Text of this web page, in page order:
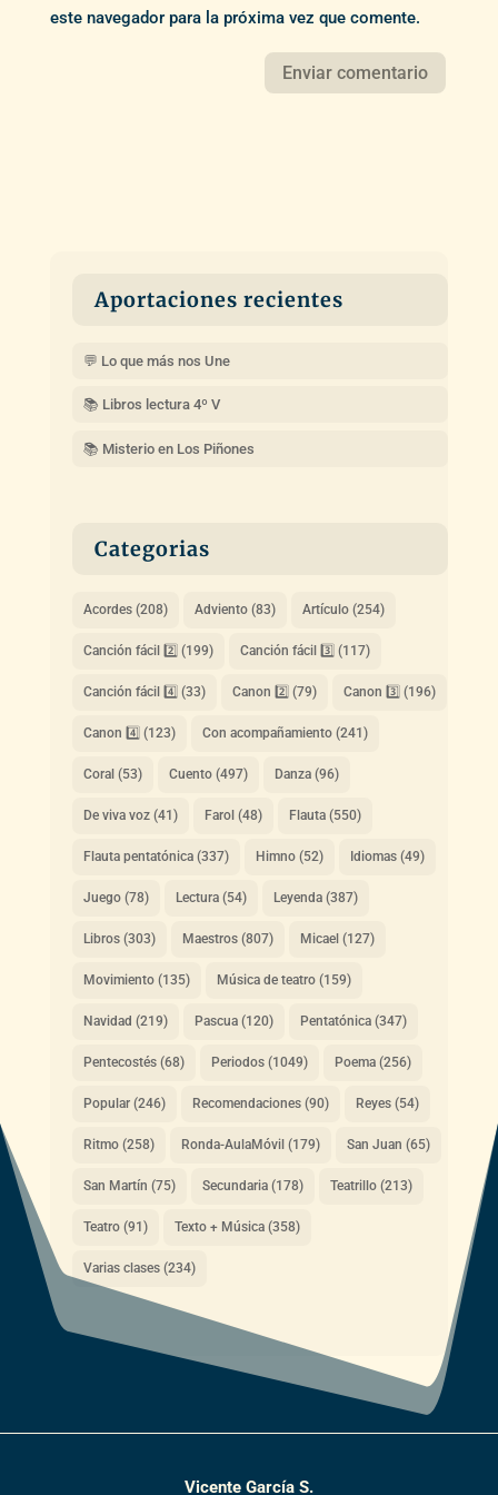
este navegador para la próxima vez que comente.
Aportaciones recientes
💬 Lo que más nos Une
📚 Libros lectura 4º V
📚 Misterio en Los Piñones
Categorias
Acordes(208) Adviento(83) Artículo(254)
Canción fácil 2️⃣ (199) Canción fácil 3️⃣ (117)
Canción fácil 4️⃣ (33) Canon 2️⃣ (79) Canon 3️⃣ (196)
Canon 4️⃣ (123) Con acompañamiento(241)
Coral(53) Cuento(497) Danza(96)
De viva voz(41) Farol(48) Flauta(550)
Flauta pentatónica(337) Himno(52) Idiomas(49)
Juego(78) Lectura(54) Leyenda(387)
Libros(303) Maestros(807) Micael(127)
Movimiento(135) Música de teatro(159)
Navidad (219) Pascua(120) Pentatónica(347)
Pentecostés(68) Periodos(1049) Poema(256)
Popular(246) Recomendaciones(90) Reyes(54)
Ritmo(258) Ronda-AulaMóvil(179) San Juan (65)
San Martín (75) Secundaria(178) Teatrillo(213)
Teatro(91) Texto + Música(358)
Varias clases(234)
Vicente García S.